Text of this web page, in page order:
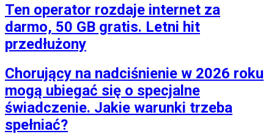
Ten operator rozdaje internet za
darmo, 50 GB gratis. Letni hit
przedłużony
Chorujący na nadciśnienie w 2026 roku
mogą ubiegać się o specjalne
świadczenie. Jakie warunki trzeba
spełniać?